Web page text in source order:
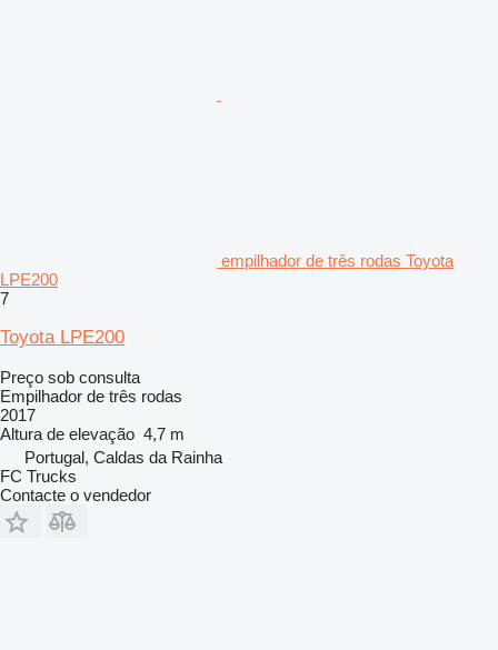
empilhador de três rodas Toyota
LPE200
7
Toyota LPE200
Preço sob consulta
Empilhador de três rodas
2017
Altura de elevação 4,7 m
Portugal, Caldas da Rainha
FC Trucks
Contacte o vendedor